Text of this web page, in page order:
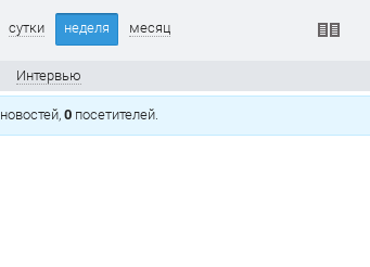
сутки неделя месяц
Интервью
новостей, 0 посетителей.